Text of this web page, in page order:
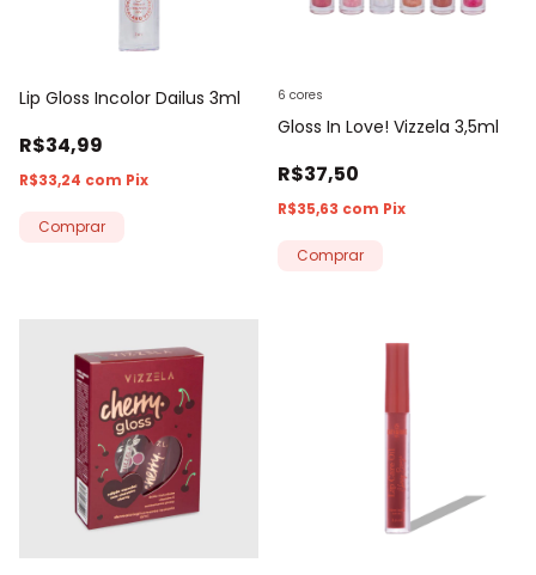
Lip Gloss Incolor Dailus 3ml
R$34,99
R$33,24 com Pix
Gloss In Love! Vizzela 3,5ml
R$37,50
R$35,63 com Pix
6 cores
Comprar